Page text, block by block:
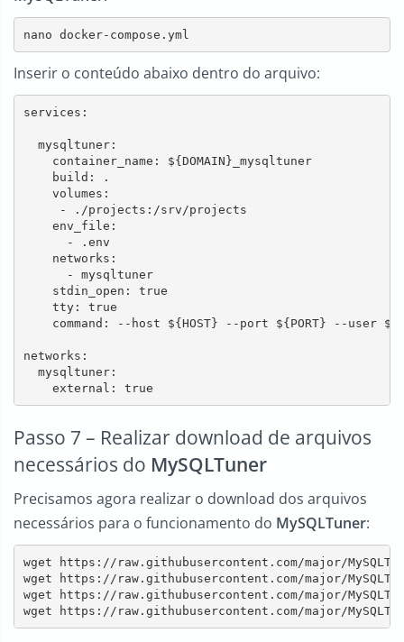
nano docker-compose.yml
Inserir o conteúdo abaixo dentro do arquivo:
services:
  mysqltuner:
    container_name: ${DOMAIN}_mysqltuner
    build: .
    volumes:
     - ./projects:/srv/projects
    env_file:
      - .env
    networks:
      - mysqltuner
    stdin_open: true
    tty: true
command: --host ${HOST} --port ${PORT} --user
networks:
  mysqltuner:
Passo 7 – Realizar download de arquivos
necessários do MySQLTuner
Precisamos agora realizar o download dos arquivos
necessários para o funcionamento do MySQLTuner:
wget https://raw.githubusercontent.com/major/
wget https://raw.githubusercontent.com/major/
wget https://raw.githubusercontent.com/major/